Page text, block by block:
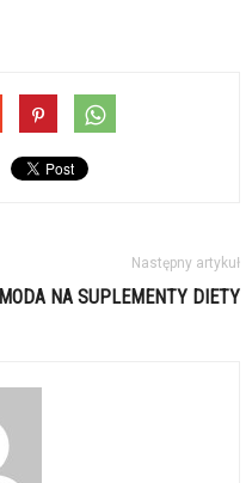
Następny artykuł
MODA NA SUPLEMENTY DIETY